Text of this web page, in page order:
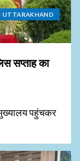
UTTARAKHAND
सप्ताह का
पहुंचकर